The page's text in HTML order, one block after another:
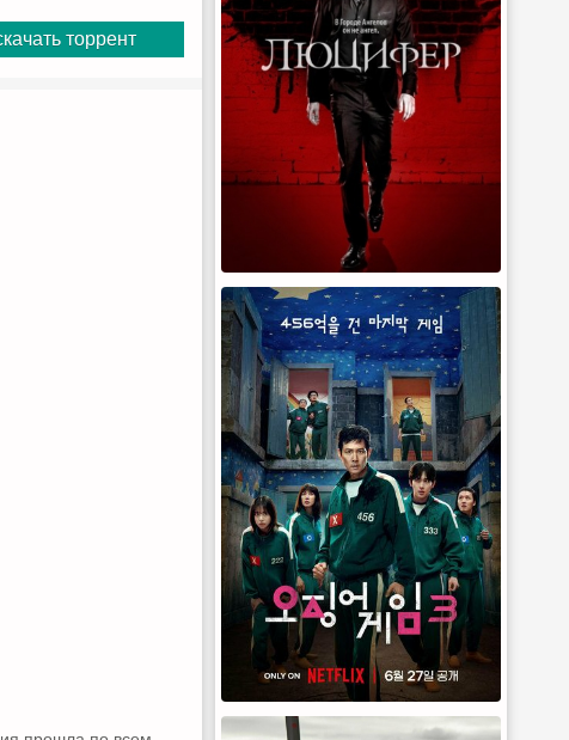
торрент